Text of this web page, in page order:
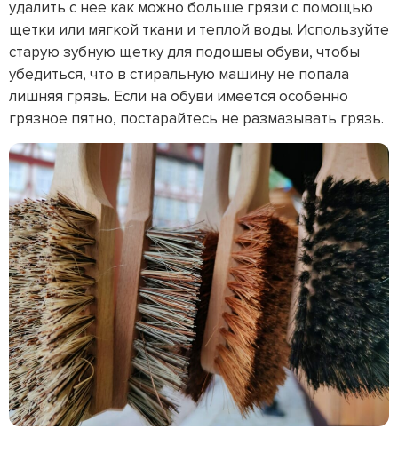
удалить с нее как можно больше грязи с помощью
щетки или мягкой ткани и теплой воды. Используйте
старую зубную щетку для подошвы обуви, чтобы
убедиться, что в стиральную машину не попала
лишняя грязь. Если на обуви имеется особенно
грязное пятно, постарайтесь не размазывать грязь.